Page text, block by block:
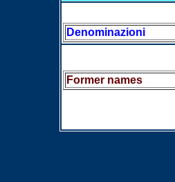
Denominazioni
Former names